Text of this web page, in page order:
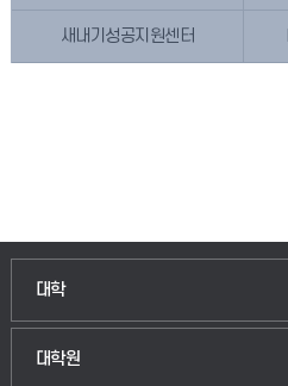
새내기성공지원센터
대학
대학원